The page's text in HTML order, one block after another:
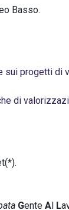
Basso.
sui progetti
di
Gente Al L